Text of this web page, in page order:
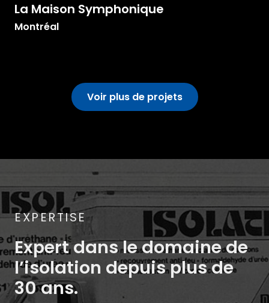
La Maison Symphonique
Montréal
Voir plus de projets
EXPERTISE
Expert dans le domaine de
l’isolation depuis plus de
30 ans.